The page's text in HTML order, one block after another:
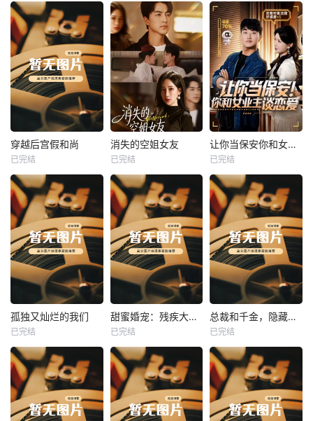
未知 未知 未知
热播
未知
穿越后宫假和尚
已完结
热播
未知
消失的空姐女友
已完结
热播
未知
让你当保安你和女业主谈恋爱
已完结
热播
未知
孤独又灿烂的我们
已完结
热播
未知
甜蜜婚宠：残疾大佬夜夜撩
已完结
热播
未知
总裁和千金，隐藏身份闪婚了
已完结